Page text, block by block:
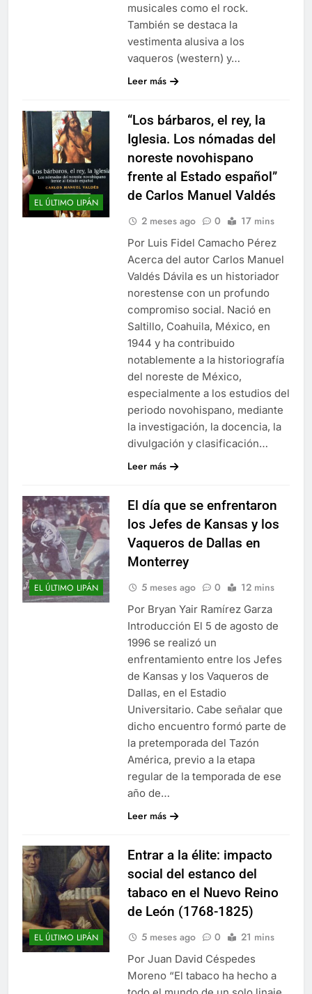
musicales como el rock.
También se destaca la
vestimenta alusiva a los
vaqueros (western) y…
Leer más
EL ÚLTIMO LIPÁN
“Los bárbaros, el rey, la
Iglesia. Los nómadas del
noreste novohispano
frente al Estado español”
de Carlos Manuel Valdés
2 meses ago 0 17 mins
Por Luis Fidel Camacho Pérez
Acerca del autor Carlos Manuel
Valdés Dávila es un historiador
norestense con un profundo
compromiso social. Nació en
Saltillo, Coahuila, México, en
1944 y ha contribuido
notablemente a la historiografía
del noreste de México,
especialmente a los estudios del
periodo novohispano, mediante
la investigación, la docencia, la
divulgación y clasificación…
Leer más
EL ÚLTIMO LIPÁN
El día que se enfrentaron
los Jefes de Kansas y los
Vaqueros de Dallas en
Monterrey
5 meses ago 0 12 mins
Por Bryan Yair Ramírez Garza
Introducción El 5 de agosto de
1996 se realizó un
enfrentamiento entre los Jefes
de Kansas y los Vaqueros de
Dallas, en el Estadio
Universitario. Cabe señalar que
dicho encuentro formó parte de
la pretemporada del Tazón
América, previo a la etapa
regular de la temporada de ese
año de…
Leer más
EL ÚLTIMO LIPÁN
Entrar a la élite: impacto
social del estanco del
tabaco en el Nuevo Reino
de León (1768-1825)
5 meses ago 0 21 mins
Por Juan David Céspedes
Moreno “El tabaco ha hecho a